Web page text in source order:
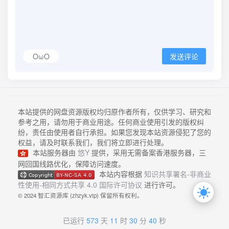
OωO 发送评论
本站提供的网盘资源版权均归原作者所有，仅供学习、研究和
参考之用，请勿用于商业用途。任何商业使用引发的版权纠
纷，责任由使用者自行承担。如果您发现本站资源侵犯了您的
权益，请及时联系我们，我们将立即进行处理。
本站服务器由 悠Y 提供，采用无需备案香港服务器，三
网回国线路优化，保障访问速度。
本站内容根据 知识共享署名-非商业
性使用-相同方式共享 4.0 国际许可协议 进行许可。
© 2024 智汇资源库 (zhzyk.vip) 保留所有权利。
已运行 573 天 11 时 30 分 40 秒